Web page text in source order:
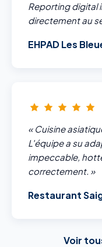
Reporting digital
directement au
EHPAD Les
« Cuisine
L'équipe a su
impeccable,
correctement. »
Restaurant
Voir